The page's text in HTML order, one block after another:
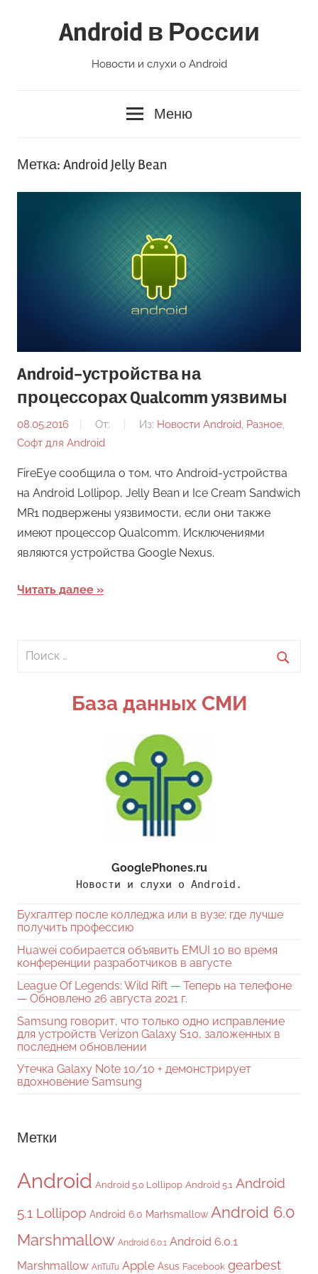
Android в России
Новости и слухи о Android
Меню
Метка: Android Jelly Bean
Android-устройства на
процессорах Qualcomm уязвимы
08.05.2016 От: Из: Новости Android, Разное,
Софт для Android
FireEye сообщила о том, что Android-устройства
на Android Lollipop, Jelly Bean и Ice Cream Sandwich
MR1 подвержены уязвимости, если они также
имеют процессор Qualcomm. Исключениями
являются устройства Google Nexus.
Читать далее
Поиск
База данных СМИ
GooglePhones.ru
Новости и слухи о Android.
Бухгалтер после колледжа или в вузе: где лучше
получить профессию
Huawei собирается объявить EMUI 10 во время
конференции разработчиков в августе
League Of Legends: Wild Rift — Теперь на телефоне
— Обновлено 26 августа 2021 г.
Samsung говорит, что только одно исправление
для устройств Verizon Galaxy S10, заложенных в
последнем обновлении
Утечка Galaxy Note 10/10 + демонстрирует
вдохновение Samsung
Метки
Android Android 5.0 Lollipop Android 5.1 Android
5.1 Lollipop Android 6.0 Marhsmallow Android 6.0
Marshmallow Android 6.0.1 Android 6.0.1
Marshmallow AnTuTu Apple Asus Facebook gearbest